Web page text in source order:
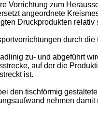
Vorrichtung zum
angeordnete
Druckprodukten
durch
zu- und abgeführt
auf der die
ist.
den tischförmig
nehmen